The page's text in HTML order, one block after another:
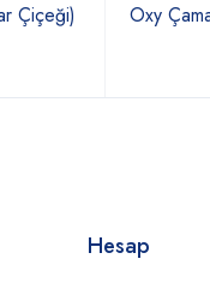
Çiçeği)
Oxy
Hesap